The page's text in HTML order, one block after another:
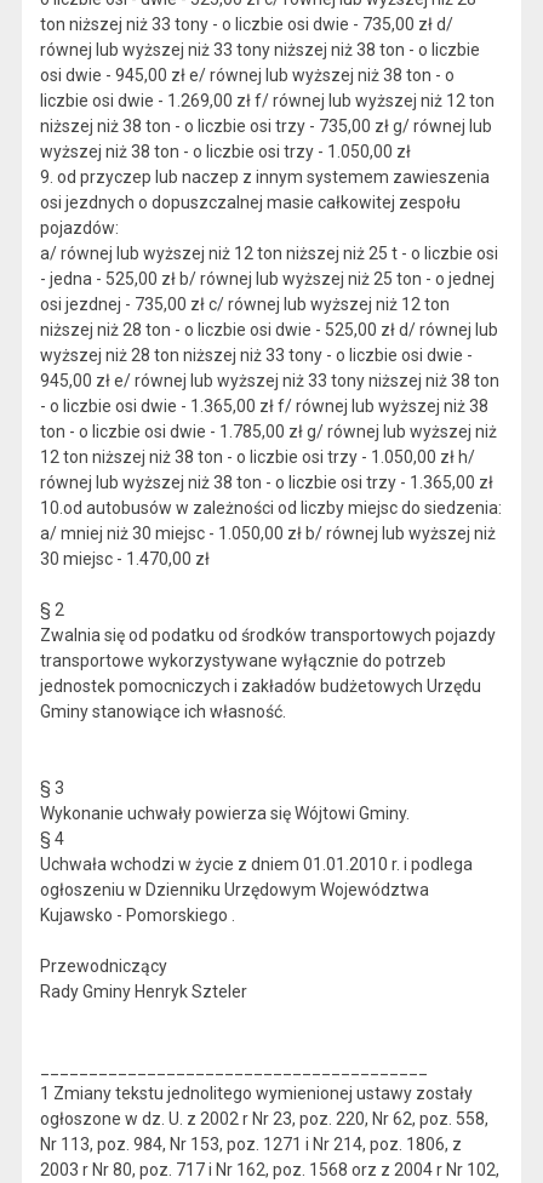
ton niższej niż 33 tony - o liczbie osi dwie - 735,00 zł d/
równej lub wyższej niż 33 tony niższej niż 38 ton - o liczbie
osi dwie - 945,00 zł e/ równej lub wyższej niż 38 ton - o
liczbie osi dwie - 1.269,00 zł f/ równej lub wyższej niż 12 ton
niższej niż 38 ton - o liczbie osi trzy - 735,00 zł g/ równej lub
wyższej niż 38 ton - o liczbie osi trzy - 1.050,00 zł
9. od przyczep lub naczep z innym systemem zawieszenia
osi jezdnych o dopuszczalnej masie całkowitej zespołu
pojazdów:
a/ równej lub wyższej niż 12 ton niższej niż 25 t - o liczbie osi
- jedna - 525,00 zł b/ równej lub wyższej niż 25 ton - o jednej
osi jezdnej - 735,00 zł c/ równej lub wyższej niż 12 ton
niższej niż 28 ton - o liczbie osi dwie - 525,00 zł d/ równej lub
wyższej niż 28 ton niższej niż 33 tony - o liczbie osi dwie -
945,00 zł e/ równej lub wyższej niż 33 tony niższej niż 38 ton
- o liczbie osi dwie - 1.365,00 zł f/ równej lub wyższej niż 38
ton - o liczbie osi dwie - 1.785,00 zł g/ równej lub wyższej niż
12 ton niższej niż 38 ton - o liczbie osi trzy - 1.050,00 zł h/
równej lub wyższej niż 38 ton - o liczbie osi trzy - 1.365,00 zł
10.od autobusów w zależności od liczby miejsc do siedzenia:
a/ mniej niż 30 miejsc - 1.050,00 zł b/ równej lub wyższej niż
30 miejsc - 1.470,00 zł
§ 2
Zwalnia się od podatku od środków transportowych pojazdy
transportowe wykorzystywane wyłącznie do potrzeb
jednostek pomocniczych i zakładów budżetowych Urzędu
Gminy stanowiące ich własność.
§ 3
Wykonanie uchwały powierza się Wójtowi Gminy.
§ 4
Uchwała wchodzi w życie z dniem 01.01.2010 r. i podlega
ogłoszeniu w Dzienniku Urzędowym Województwa
Kujawsko - Pomorskiego .
Przewodniczący
Rady Gminy Henryk Szteler
1 Zmiany tekstu jednolitego wymienionej ustawy zostały
ogłoszone w dz. U. z 2002 r Nr 23, poz. 220, Nr 62, poz. 558,
Nr 113, poz. 984, Nr 153, poz. 1271 i Nr 214, poz. 1806, z
2003 r Nr 80, poz. 717 i Nr 162, poz. 1568 orz z 2004 r Nr 102,